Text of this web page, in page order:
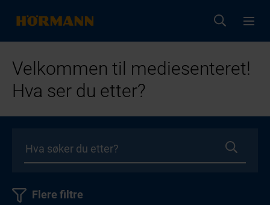
Velkommen til mediesenteret!
Hva ser du etter?
Flere filtre